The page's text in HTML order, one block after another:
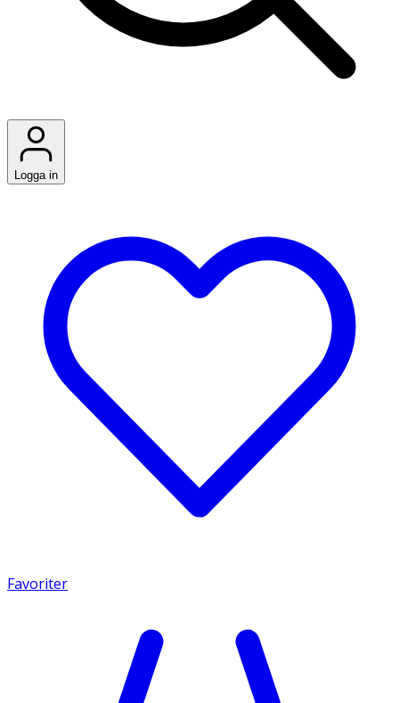
Logga in
Favoriter